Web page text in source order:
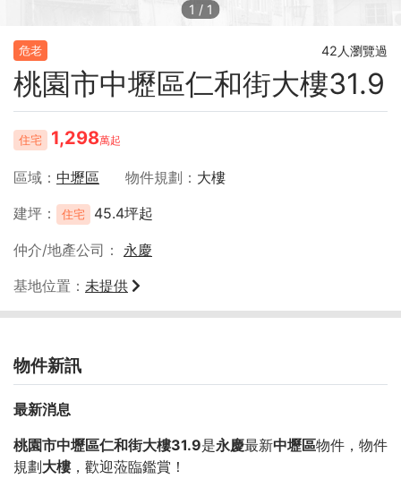
1 / 1
危老 42人瀏覽過
桃園市中壢區仁和街大樓31.9
住宅 1,298萬起
區域 中壢區 物件規劃
大樓
建坪
住宅 45.4坪起
仲介/地產公司
永慶
基地位置
未提供
物件新訊
最新消息
桃園市中壢區仁和街大樓31.9是永慶最新中壢區物件，物件
規劃大樓，歡迎蒞臨鑑賞！